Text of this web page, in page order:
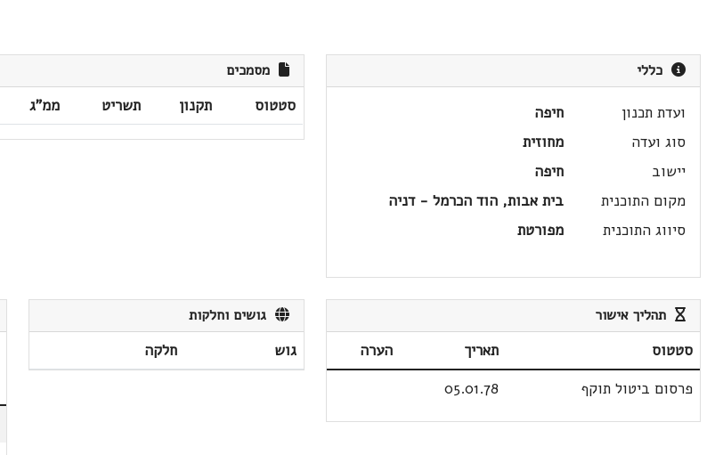
כללי
ועדת תכנון
חיפה
סוג ועדה
מחוזית
יישוב
חיפה
מקום התוכנית
בית אבות, הוד הכרמל - דניה
סיווג התוכנית
מפורטת
מסמכים
סטטוס תקנון תשריט ממ"ג
תהליך אישור
סטטוס תאריך
הערה
פרסום ביטול תוקף
05.01.78
גושים וחלקות
גוש חלקה